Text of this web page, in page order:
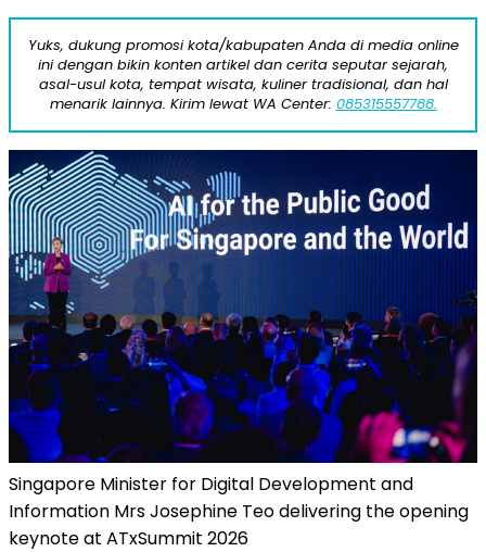
Yuks, dukung promosi kota/kabupaten Anda di media online
ini dengan bikin konten artikel dan cerita seputar sejarah,
asal-usul kota, tempat wisata, kuliner tradisional, dan hal
menarik lainnya. Kirim lewat WA Center: 085315557788.
Singapore Minister for Digital Development and
Information Mrs Josephine Teo delivering the opening
keynote at ATxSummit 2026